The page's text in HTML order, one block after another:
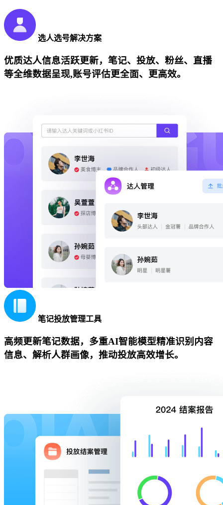
选人选号解决方案
优质达人信息活跃更新，笔记、投放、粉丝、直播
等全维数据呈现,账号评估更全面、更高效。
笔记投放管理工具
高频更新笔记数据，多重AI智能模型精准识别内容
信息、解析人群画像，推动投放高效增长。